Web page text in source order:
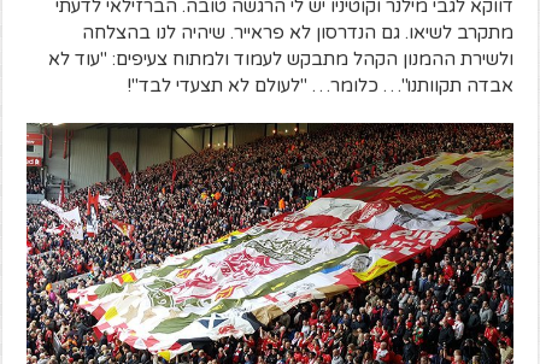
דווקא לגבי מילנר וקוטיניו יש לי הרגשה טובה. הברזילאי לדעתי
מתקרב לשיאו. גם הנדרסון לא פראייר. שיהיה לנו בהצלחה
ולשירת ההמנון הקהל מתבקש לעמוד ולמתוח צעיפים: "עוד לא
אבדה תקוותנו"… כלומר… "לעולם לא תצעדי לבד"!